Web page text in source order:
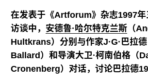
联系我们
关注我们
在发表于《Artforum》杂志1997年
访谈中， 安德鲁·哈尔特克兰斯 （
Hultkrans）分别与作家J·G·巴拉
Ballard）和导演大卫·柯南伯格（
Cronenberg）对话，讨论巴拉德